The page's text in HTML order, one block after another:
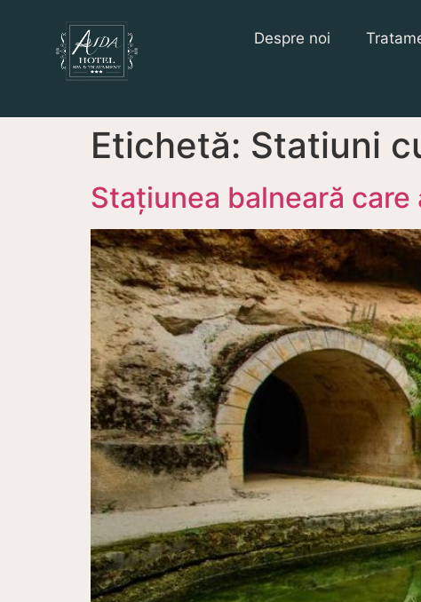
Despre noi
Etichetă: Statiuni
Staţiunea balneară